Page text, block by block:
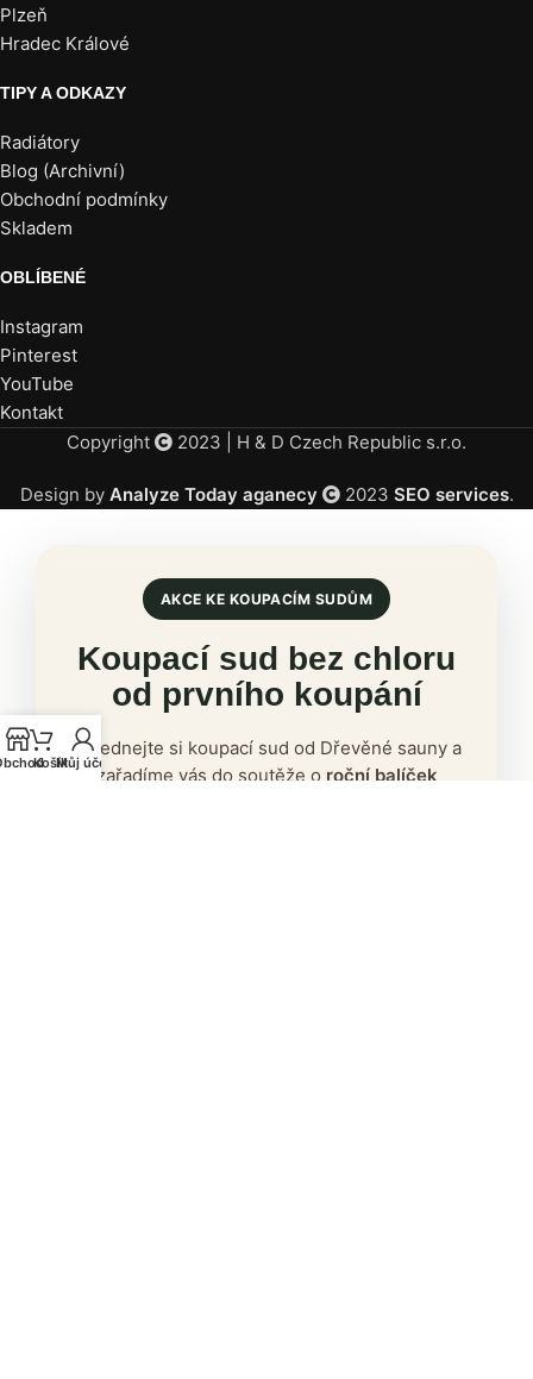
Plzeň
Hradec Králové
TIPY A ODKAZY
Radiátory
Blog (Archivní)
Obchodní podmínky
Skladem
OBLÍBENÉ
Instagram
Pinterest
YouTube
Kontakt
Copyright
2023 | H & D Czech Republic s.r.o.
Design by Analyze Today aganecy 2023 SEO services.
AKCE KE KOUPACÍM SUDŮM
Koupací sud bez chloru
od prvního koupání
Objednejte si koupací sud od Dřevěné sauny a
zařadíme vás do soutěže o roční balíček
KošíkMůj účet